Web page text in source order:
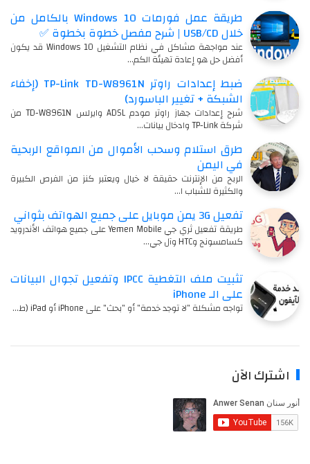
طريقة عمل فورمات Windows 10 بالكامل من
خلال USB/CD | شرح مفصل خطوة بخطوة ✅
عند مواجهة مشاكل في نظام التشغيل Windows 10 قد يكون
أفضل حل هو إعادة تهيئة الكم…
ضبط إعدادات راوتر TP-Link TD-W8961N (إخفاء
الشبكة + تغيير الباسورد)
شرح إعدادات جهاز راوتر مودم ADSL وايرلس TD-W8961N من
شركة TP-Link وادخال بيانات…
طرق استلام وسحب الأموال من المواقع الربحية
في اليمن
الربح من الإنترنت حقيقة لا خيال ويعتبر كنز من الفرص الكبيرة
والكثيرة للشباب ا…
تفعيل 3G يمن موبايل على جميع الهواتف بثواني
طريقة تفعيل ثري جي Yemen Mobile على جميع هواتف الأندرويد
كسامسونج وHTC وآل جي…
تثبيت ملف التغطية IPCC وتفعيل تجوال البيانات
على الـ iPhone
تواجه مشكلة "لا توجد خدمة" أو "بحث" على iPhone أو iPad (ط…
اشترك الآن